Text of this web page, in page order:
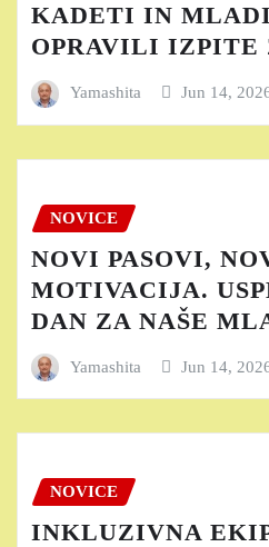
KADETI IN
OPRAVILI IZPITE
Yamashita Jun 14,
NOVICE
NOVI PASOVI,
MOTIVACIJA.
DAN ZA NAŠE
Yamashita Jun 14,
NOVICE
INKLUZIVNA